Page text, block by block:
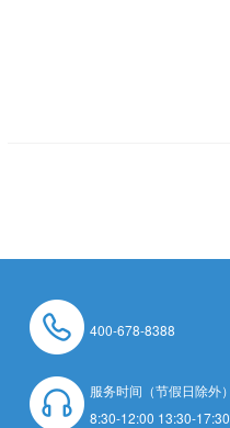
400-678-8388
服务时间（节假日除外）
8:30-12:00 13:30-17:30